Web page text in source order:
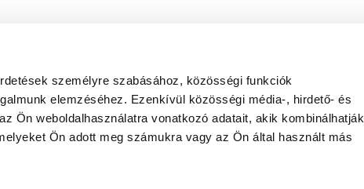
személyre szabásához, közösségi funkciók
elemzéséhez. Ezenkívül közösségi média-, hirdető- és
Ön weboldalhasználatra vonatkozó adatait, akik kombinálhatják
Ön adott meg számukra vagy az Ön által használt más